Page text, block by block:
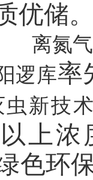
优储
离氮
逻库率
虫新技
以上
色环